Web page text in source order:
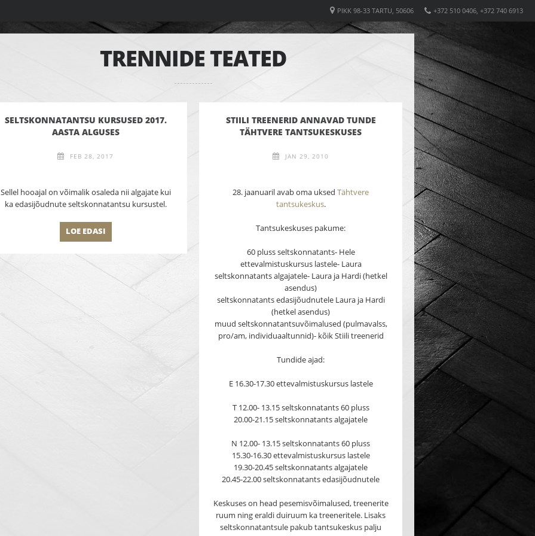
+372 510 0406, +372 740 6913
PIKK 98-33 TARTU, 50606
TRENNIDE TEATED
SELTSKONNATANTSU KURSUSED 2017.
AASTA ALGUSES
FEB 28, 2017
Sellel hooajal on võimalik osaleda nii algajate kui
ka edasijõudnute seltskonnatantsu kursustel.
LOE EDASI
STIILI TREENERID ANNAVAD TUNDE
TÄHTVERE TANTSUKESKUSES
JAN 29, 2010
28. jaanuaril avab oma uksed Tähtvere
tantsukeskus.
Tantsukeskuses pakume:
60 pluss seltskonnatants- Hele
ettevalmistuskursus lastele- Laura
seltskonnatants algajatele- Laura ja Hardi (hetkel
asendus)
seltskonnatants edasijõudnutele Laura ja Hardi
(hetkel asendus)
muud seltskonnatantsuvõimalused (pulmavalss,
pro/am, individuaaltunnid)- kõik Stiili treenerid
Tundide ajad:
E 16.30-17.30 ettevalmistuskursus lastele
T 12.00- 13.15 seltskonnatants 60 pluss
20.00-21.15 seltskonnatants algajatele
N 12.00- 13.15 seltskonnatants 60 pluss
15.30-16.30 ettevalmistuskursus lastele
19.30-20.45 seltskonnatants algajatele
20.45-22.00 seltskonnatants edasijõudnutele
Keskuses on head pesemisvõimalused, treenerite
ruum ning eraldi duiruum ka treeneritele. Lisaks
seltskonnatantsule pakub tantsukeskus palju